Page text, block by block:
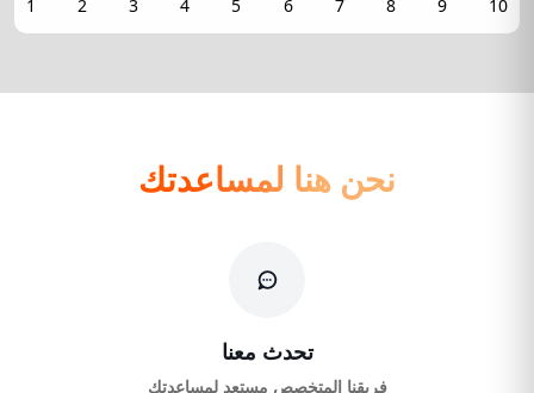
نحن هنا لمساعدتك
تحدث معنا
فريقنا المتخصص مستعد لمساعدتك